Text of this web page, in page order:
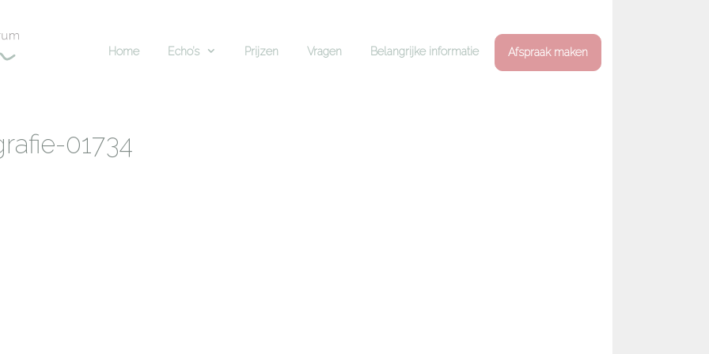
Home Echo’s Prijzen Vragen Belangrijke informatie Afspraak maken
01734